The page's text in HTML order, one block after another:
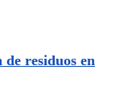
residuos en